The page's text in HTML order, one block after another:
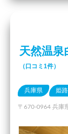
天然温
（口コミ1件）
兵庫県 姫
〒670-0964 兵庫